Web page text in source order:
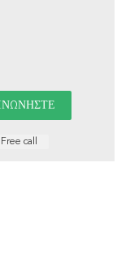
Free call